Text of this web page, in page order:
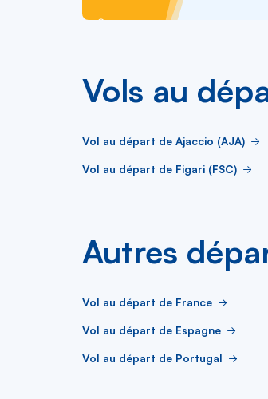
Vols au
Vol au départ de Ajaccio (AJA)
Vol au départ de Figari (FSC)
Autres
Vol au départ de France
Vol au départ de Espagne
Vol au départ de Portugal